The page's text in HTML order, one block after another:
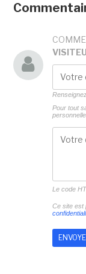
Pour tout
Le code
Ce site est